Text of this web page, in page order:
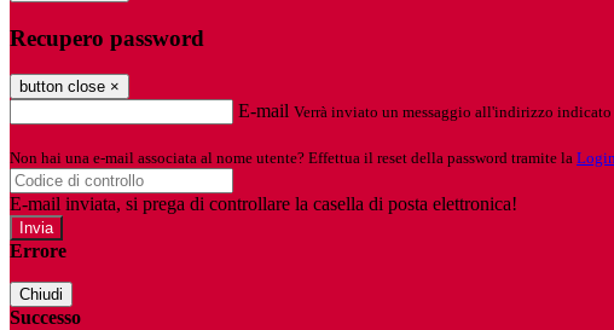
Recupero password
button close ×
E-mail Verrà inviato un messaggio all'indirizzo
Non hai una e-mail associata al nome utente? Effettua il reset della password tramite la
E-mail inviata, si prega di controllare la casella di posta elettronica!
Errore
Chiudi
Successo